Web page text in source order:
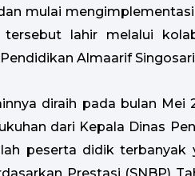
mulai
tersebut lahir melalui
Almaarif
diraih pada bulan
dari Kepala Dinas
peserta didik
Prestasi (SNBP)